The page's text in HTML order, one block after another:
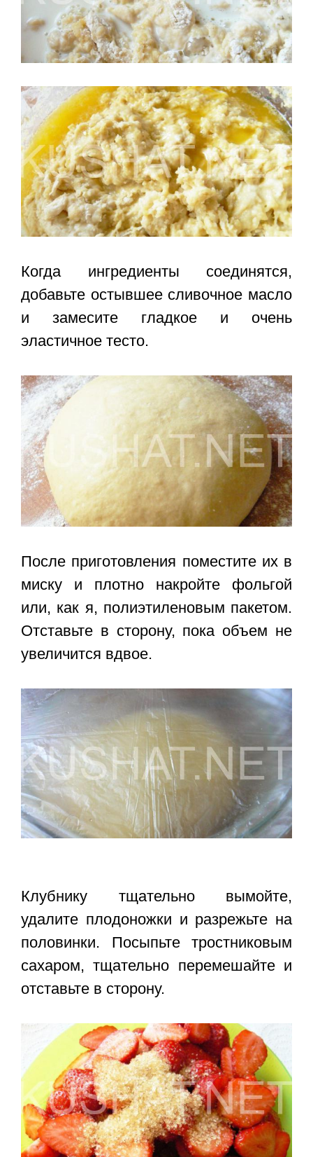
Когда ингредиенты соединятся,
добавьте остывшее сливочное масло
и замесите гладкое и очень
эластичное тесто.
После приготовления поместите их в
миску и плотно накройте фольгой
или, как я, полиэтиленовым пакетом.
Отставьте в сторону, пока объем не
увеличится вдвое.
Клубнику тщательно вымойте,
удалите плодоножки и разрежьте на
половинки. Посыпьте тростниковым
сахаром, тщательно перемешайте и
отставьте в сторону.